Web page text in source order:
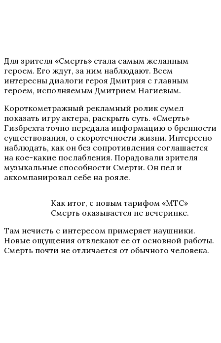
Для зрителя «Смерть» стала самым желанным
героем. Его ждут, за ним наблюдают. Всем
интересны диалоги героя Дмитрия с главным
героем, исполняемым Дмитрием Нагиевым.
Короткометражный рекламный ролик сумел
показать игру актера, раскрыть суть. «Смерть»
Гизбрехта точно передала информацию о бренности
существования, о скоротечности жизни. Интересно
наблюдать, как он без сопротивления соглашается
на кое-какие послабления. Порадовали зрителя
музыкальные способности Смерти. Он пел и
аккомпанировал себе на рояле.
Как итог, с новым тарифом «МТС»
Смерть оказывается не вечеринке.
Там нечисть с интересом примеряет наушники.
Новые ощущения отвлекают ее от основной работы.
Смерть почти не отличается от обычного человека.